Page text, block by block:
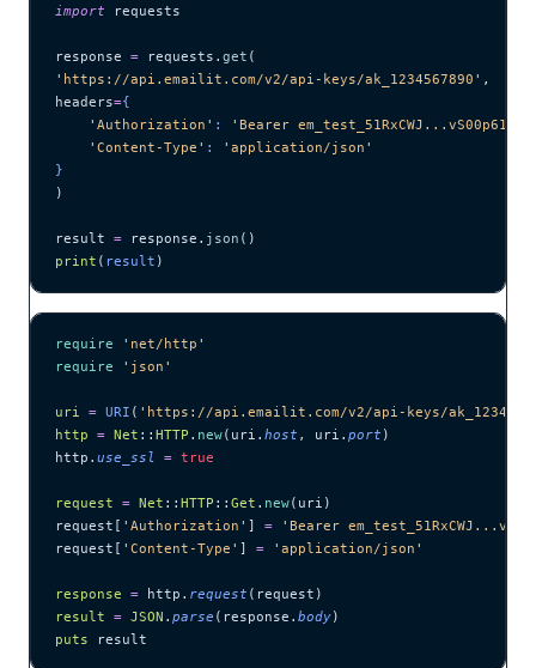
import requests
response = requests. get (
' https://api.emailit.com/v2/api-keys/ak_1234567890 ' ,
headers={
    '
Authorization ' : ' Bearer
    '
Content-Type ' : ' application/json '
}
)
result = response. json ()
print ( result )
require ' net/http '
require ' json '
uri = URI ( ' https://api.emailit.com/v2/api-keys/
http = Net :: HTTP . new(uri. host , uri. port )
http. use_ssl = true
request = Net :: HTTP :: Get . new(uri)
request[ ' Authorization ' ] = ' Bearer
request[ ' Content-Type ' ] = ' application/json '
response = http. request (request)
result = JSON . parse (response. body)
puts result